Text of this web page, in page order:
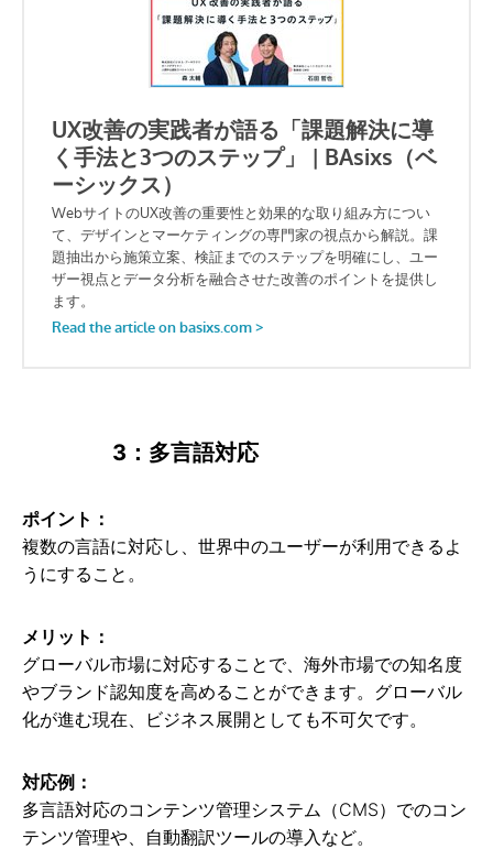
3：多言語対応
ポイント：
複数の言語に対応し、世界中のユーザーが利用できるよ
うにすること。
メリット：
グローバル市場に対応することで、海外市場での知名度
やブランド認知度を高めることができます。グローバル
化が進む現在、ビジネス展開としても不可欠です。
対応例：
多言語対応のコンテンツ管理システム（CMS）でのコン
テンツ管理や、自動翻訳ツールの導入など。